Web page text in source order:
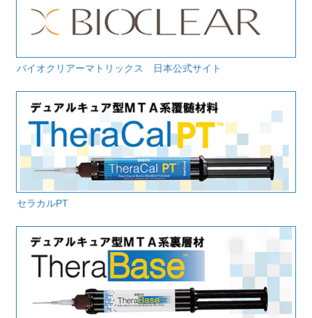
バイオクリアーマトリックス 日本公式サイト
セラカルPT